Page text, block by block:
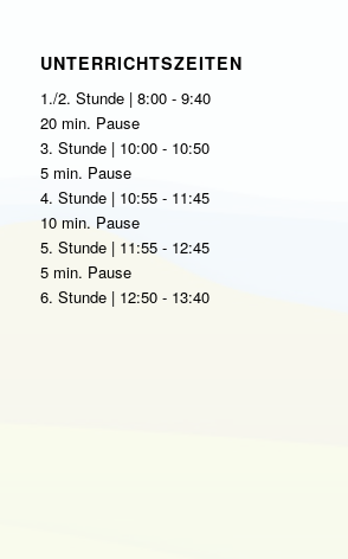
UNTERRICHTSZEITEN
1./2. Stunde | 8:00 - 9:40
20 min. Pause
3. Stunde | 10:00 - 10:50
5 min. Pause
4. Stunde | 10:55 - 11:45
10 min. Pause
5. Stunde | 11:55 - 12:45
5 min. Pause
6. Stunde | 12:50 - 13:40